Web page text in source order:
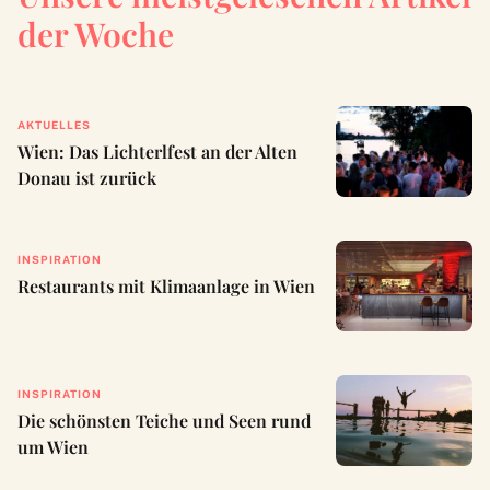
der Woche
AKTUELLES
Wien: Das Lichterlfest an der Alten
Donau ist zurück
INSPIRATION
Restaurants mit Klimaanlage in Wien
INSPIRATION
Die schönsten Teiche und Seen rund
um Wien